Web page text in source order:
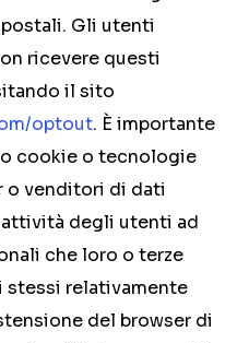
Gli utenti
ricevere questi
il sito
optout. È importante
cookie o tecnologie
o venditori di dati
degli utenti ad
che loro o terze
stessi relativamente
del browser di